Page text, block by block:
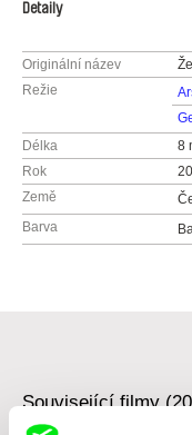
Detaily
Originální název
Režie
Délka
8
Rok
Země
Barva
Související filmy